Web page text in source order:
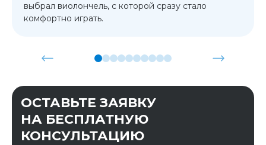
выбрал виолончель, с которой сразу стало
комфортно играть.
ОСТАВЬТЕ ЗАЯВКУ
НА БЕСПЛАТНУЮ
КОНСУЛЬТАЦИЮ